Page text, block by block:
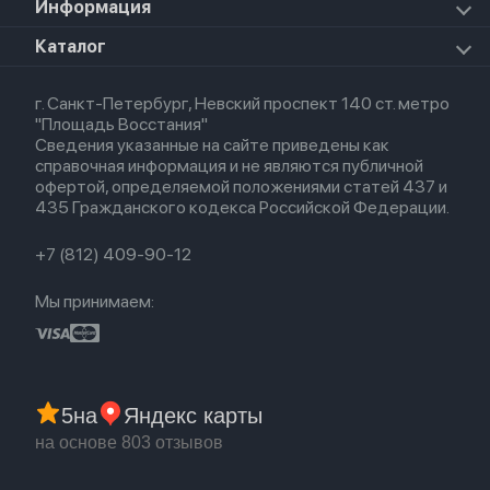
Apple Watch Series 8
Apple Watch SE 2022
Airpods Pro
Airpods 3
Airpods (1-е)
EarPods
Apple TV
HomePod 2
Для iPhone
Для Macbook
Информация
О магазине
Политика конфиденциальности
Оплата и доставка
Партнерская программа
Гарантия
Обмен и возврат
Бонусы
Каталог
Новые поступления
Популярное
Акции
г. Санкт-Петербург, Невский проспект 140 ст. метро
"Площадь Восстания"
Сведения указанные на сайте приведены как
справочная информация и не являются публичной
офертой, определяемой положениями статей 437 и
435 Гражданского кодекса Российской Федерации.
+7 (812) 409-90-12
Мы принимаем:
5на Яндекс карты
на основе 803 отзывов